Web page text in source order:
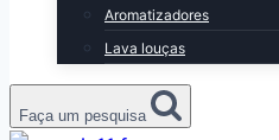
Aromatizadores
Lava louças
Faça um pesquisa